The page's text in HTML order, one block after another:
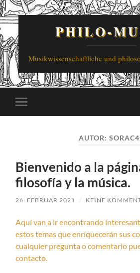
PHILO-
Musikwissenschaftliche und
Mobile-
Menü
AUTOR:
Bienvenido a la
filosofía y la música.
26. FEBRUAR 2021 / KEINE
Aquí van a ir encontrando
estos temas que enríquecerán sus
cualquier pregunta o comentario
contacto.